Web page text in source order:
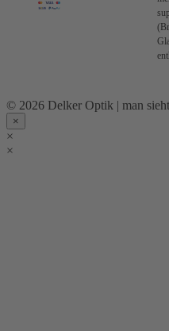
© 2026 Delker Optik | man
×
×
×